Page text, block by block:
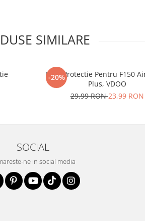
si
SIMILARE
-20%
Folie Protectie Pentru F150
Plus, VDOO
29,99 RON23,99 RON
SOCIAL
ne in social media